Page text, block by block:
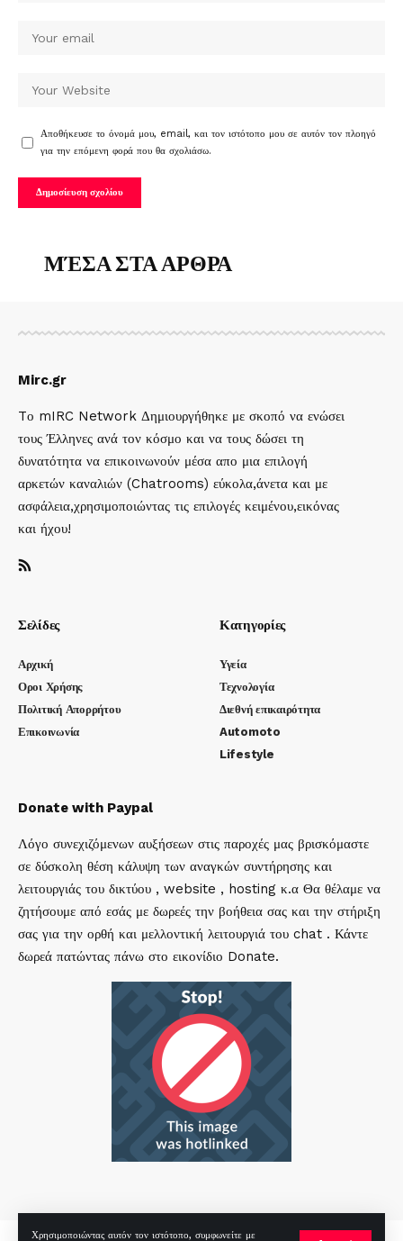
Χρησιμοποιώντας αυτόν τον ιστότοπο, συμφωνείτε με
Αποθήκευσε το όνομά μου, email, και τον ιστότοπο μου σε αυτόν τον πλοηγό
για την επόμενη φορά που θα σχολιάσω.
ΜΈΣΑ ΣΤΑ ΑΡΘΡΑ
Mirc.gr
Tο mIRC Network Δημιουργήθηκε με σκοπό να ενώσει
τους Έλληνες ανά τον κόσμο και να τους δώσει τη
δυνατότητα να επικοινωνούν μέσα απο μια επιλογή
αρκετών καναλιών (Chatrooms) εύκολα,άνετα και με
ασφάλεια,χρησιμοποιώντας τις επιλογές κειμένου,εικόνας
και ήχου!
Σελίδες
Αρχική
Οροι Χρήσης
Πολιτική Απορρήτου
Επικοινωνία
Κατηγορίες
Υγεία
Τεχνολογία
Διεθνή επικαιρότητα
Automoto
Lifestyle
Donate with Paypal
Λόγο συνεχιζόμενων αυξήσεων στις παροχές μας βρισκόμαστε
σε δύσκολη θέση κάλυψη των αναγκών συντήρησης και
λειτουργιάς του δικτύου , website , hosting κ.α Θα θέλαμε να
ζητήσουμε από εσάς με δωρεές την βοήθεια σας και την στήριξη
σας για την ορθή και μελλοντική λειτουργιά του chat . Κάντε
δωρεά πατώντας πάνω στο εικονίδιο Donate.